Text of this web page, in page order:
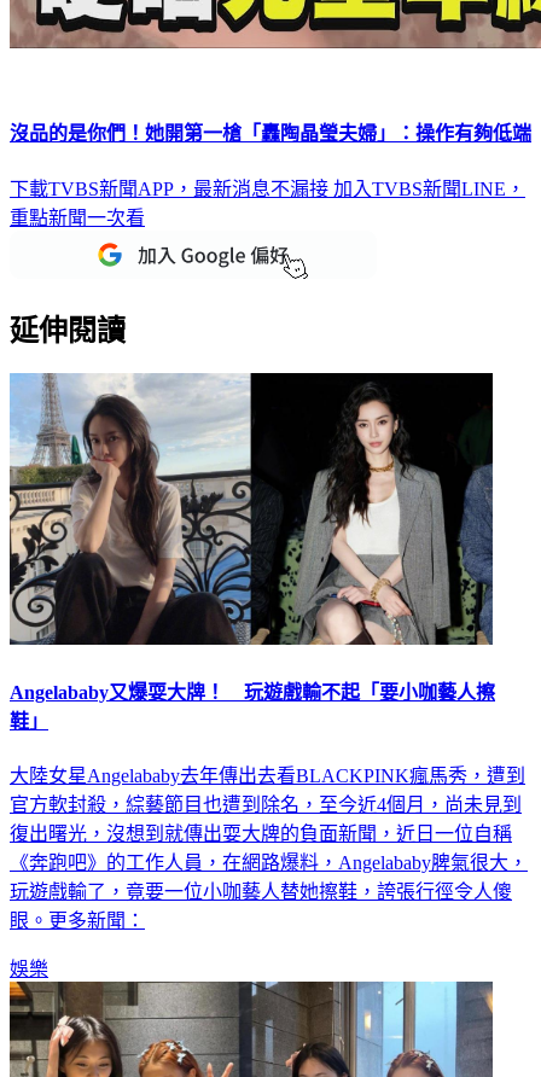
沒品的是你們！她開第一槍「轟陶晶瑩夫婦」：操作有夠低端
下載TVBS新聞APP，最新消息不漏接 加入TVBS新聞LINE，
重點新聞一次看
延伸閱讀
Angelababy又爆耍大牌！ 玩遊戲輸不起「要小咖藝人擦
鞋」
大陸女星Angelababy去年傳出去看BLACKPINK瘋馬秀，遭到
官方軟封殺，綜藝節目也遭到除名，至今近4個月，尚未見到
復出曙光，沒想到就傳出耍大牌的負面新聞，近日一位自稱
《奔跑吧》的工作人員，在網路爆料，Angelababy脾氣很大，
玩遊戲輸了，竟要一位小咖藝人替她擦鞋，誇張行徑令人傻
眼。更多新聞：
娛樂